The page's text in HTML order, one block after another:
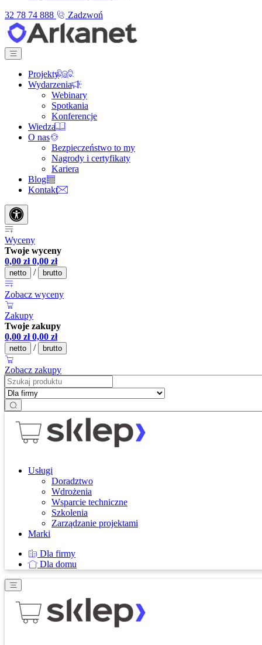
32 78 74 888
Zadzwoń
Projekty
Wydarzenia
Webinary
Spotkania
Konferencje
Wiedza
O nas
Bezpieczeństwo to my
Nagrody i certyfikaty
Kariera
Blog
Kontakt
Wyceny
Twoje wyceny
0,00 zł 0,00 zł
netto / brutto
Zobacz wyceny
Zakupy
Twoje zakupy
0,00 zł 0,00 zł
netto / brutto
Zobacz zakupy
Usługi
Doradztwo
Wdrożenia
Wsparcie techniczne
Szkolenia
Zarządzanie projektami
Marki
Dla firmy
Dla domu